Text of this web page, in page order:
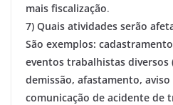
mais fiscalização.
7) Quais atividades serão
São exemplos:
eventos trabalhistas diversos
demissão, afastamento,
comunicação de acidente de